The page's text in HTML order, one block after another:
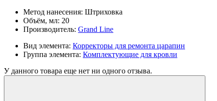
Метод нанесения: Штриховка
Объём, мл: 20
Производитель: Grand Line
Вид элемента: Корректоры для ремонта царапин
Группа элемента: Комплектующие для кровли
У данного товара еще нет ни одного отзыва.